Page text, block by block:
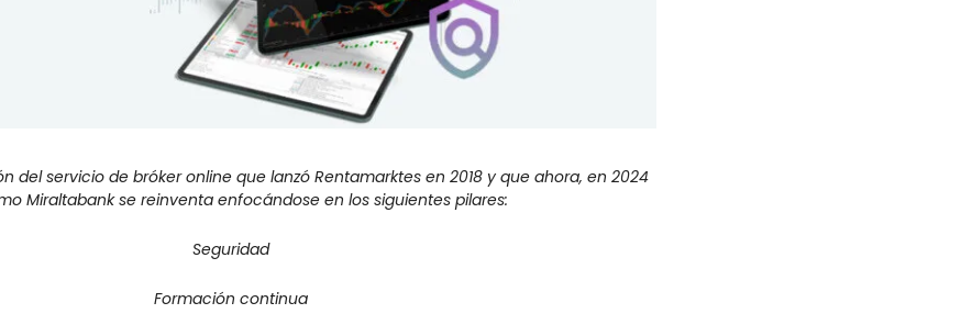
del servicio de bróker online que lanzó Rentamarktes en 2018 y que ahora, en 2024
Miraltabank se reinventa enfocándose en los siguientes pilares:
Seguridad
Formación continua